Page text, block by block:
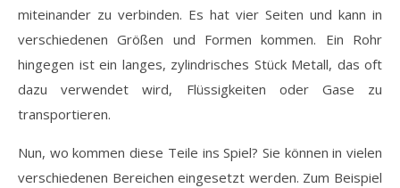
miteinander zu verbinden. Es hat vier Seiten und kann in
verschiedenen Größen und Formen kommen. Ein Rohr
hingegen ist ein langes, zylindrisches Stück Metall, das oft
dazu verwendet wird, Flüssigkeiten oder Gase zu
transportieren.
Nun, wo kommen diese Teile ins Spiel? Sie können in vielen
verschiedenen Bereichen eingesetzt werden. Zum Beispiel